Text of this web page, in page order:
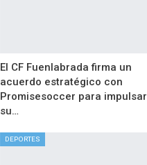
El CF Fuenlabrada firma un
acuerdo estratégico con
Promisesoccer para impulsar
su…
DEPORTES